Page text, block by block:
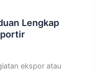
Lengkap
ekspor atau